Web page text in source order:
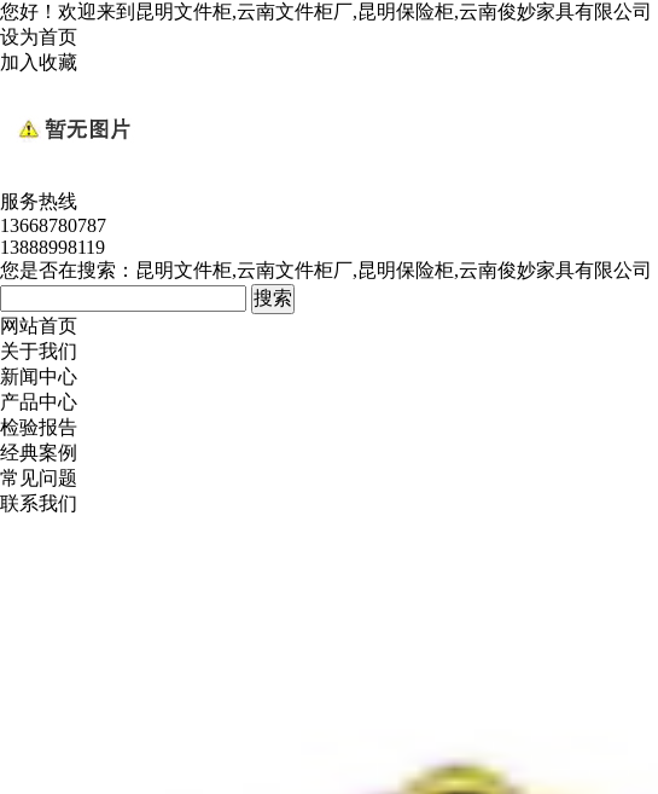
您好！欢迎来到 昆明文件柜,云南文件柜厂,昆明保险柜,云南俊妙家具有限公司
设为首页
加入收藏
服务热线
13668780787
13888998119
您是否在搜索： 昆明文件柜,云南文件柜厂,昆明保险柜,云南俊妙家具有限公司
网站首页
关于我们
新闻中心
产品中心
检验报告
经典案例
常见问题
联系我们